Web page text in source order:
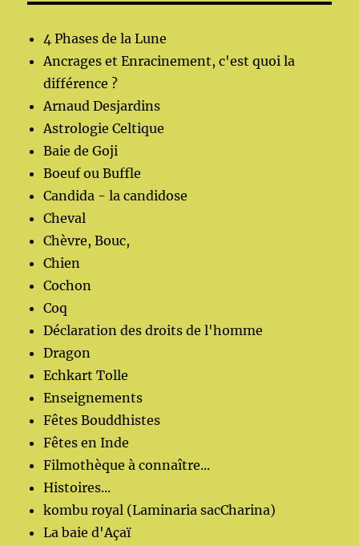
4 Phases de la Lune
Ancrages et Enracinement, c'est quoi la
différence ?
Arnaud Desjardins
Astrologie Celtique
Baie de Goji
Boeuf ou Buffle
Candida - la candidose
Cheval
Chèvre, Bouc,
Chien
Cochon
Coq
Déclaration des droits de l'homme
Dragon
Echkart Tolle
Enseignements
Fêtes Bouddhistes
Fêtes en Inde
Filmothèque à connaître...
Histoires...
kombu royal (Laminaria sacCharina)
La baie d'Açaï